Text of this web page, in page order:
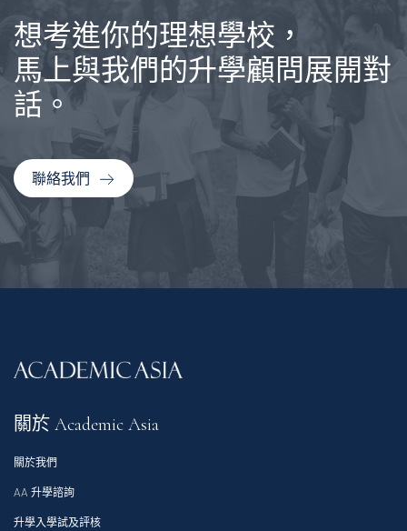
想考進你的理想學校，
馬上與我們的升學顧問展開對
話。
聯絡我們
關於 Academic Asia
關於我們
AA 升學諮詢
升學入學試及評核